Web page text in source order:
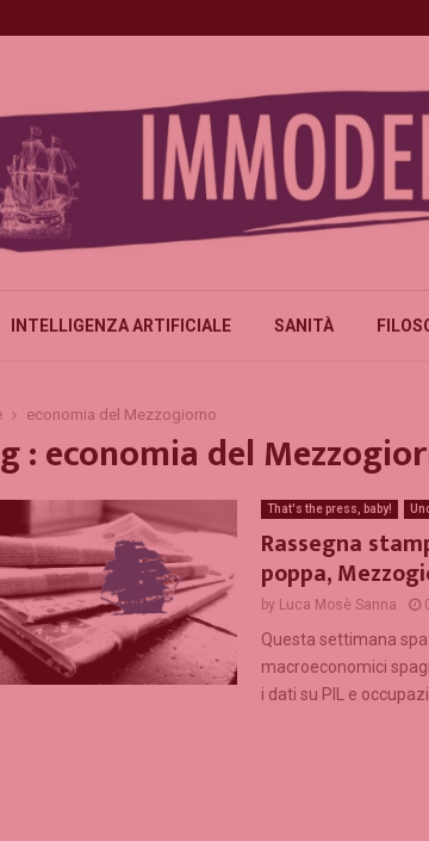
INTELLIGENZA ARTIFICIALE SANITÀ
economia del Mezzogiorno
: economia del
That's the press, baby!
Rassegna
poppa,
by Luca Mosè Sanna
Questa settimana
macroeconomici
i dati su PIL e